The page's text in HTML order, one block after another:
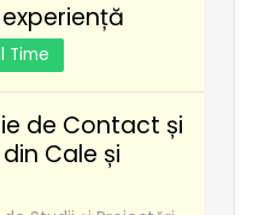
Time
de Contact și
Cale și